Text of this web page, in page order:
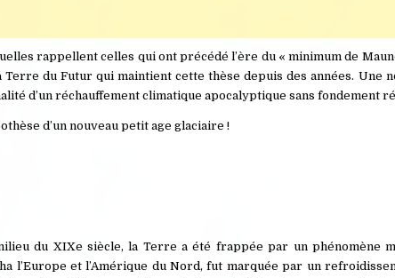
rappellent celles qui ont précédé l’ère du « minimum de
Terre du Futur qui maintient cette thèse depuis des années. Une
d’un réchauffement climatique apocalyptique sans fondement
d’un nouveau petit age glaciaire !
du XIXe siècle, la Terre a été frappée par un phénomène
l’Europe et l’Amérique du Nord, fut marquée par un